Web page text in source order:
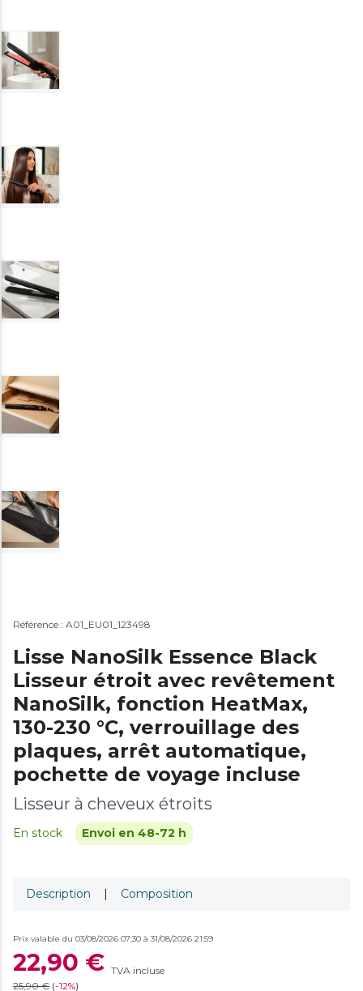
Référence : A01_EU01_123498
Lisse NanoSilk Essence Black
Lisseur étroit avec revêtement
NanoSilk, fonction HeatMax,
130-230 °C, verrouillage des
plaques, arrêt automatique,
pochette de voyage incluse
Lisseur à cheveux étroits
En stock Envoi en 48-72 h
Description | Composition
Prix valable du 03/08/2026 07:30 à 31/08/2026 21:59
22,90 € TVA incluse
25,90 € (-12%)